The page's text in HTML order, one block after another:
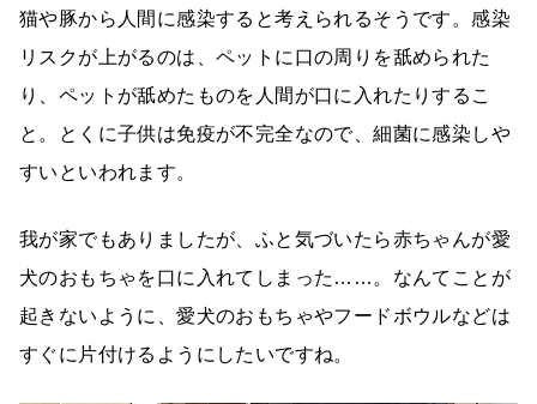
猫や豚から人間に感染すると考えられるそうです。感染
リスクが上がるのは、ペットに口の周りを舐められた
り、ペットが舐めたものを人間が口に入れたりするこ
と。とくに子供は免疫が不完全なので、細菌に感染しや
すいといわれます。
我が家でもありましたが、ふと気づいたら赤ちゃんが愛
犬のおもちゃを口に入れてしまった……。なんてことが
起きないように、愛犬のおもちゃやフードボウルなどは
すぐに片付けるようにしたいですね。